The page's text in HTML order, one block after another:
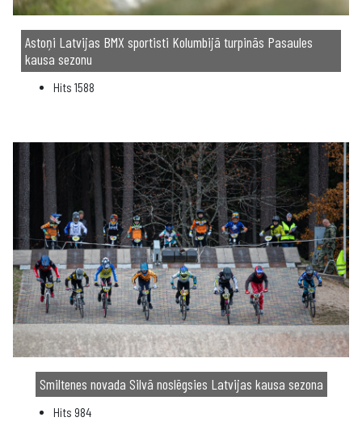
Astoņi Latvijas BMX sportisti Kolumbijā turpinās Pasaules
kausa sezonu
Hits 1588
Smiltenes novada Silvā noslēgsies Latvijas kausa sezona
Hits 984